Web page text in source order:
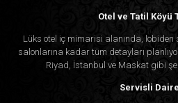
Otel ve Tatil Köyü
Lüks otel iç mimarisi alanında,
salonlarına kadar tüm detayları
Riyad, İstanbul ve Maskat gibi
Servisli